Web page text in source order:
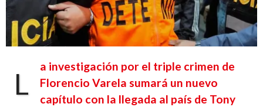
L
a investigación por el triple crimen de
Florencio Varela sumará un nuevo
capítulo con la llegada al país de Tony